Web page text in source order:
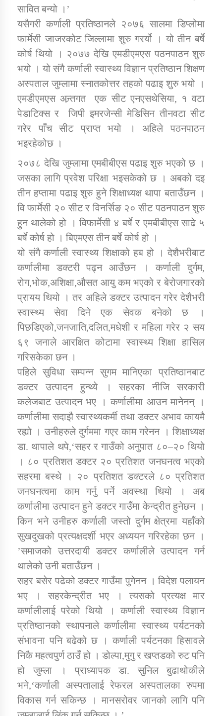
सावित बन्यो ।’
यसैगरी कर्णाली प्रतिष्ठानले २०७६ सालमा डिप्लोमा
फार्मेसी जाजरकोट जिल्लामा शुरु गरर्यो । यो तीन बर्षे
कोर्ष थियो । २०७७ देखि एमडीएमएस पठनपाठन शुरु
भयो । यो संगै कर्णाली स्वास्थ्य विज्ञान प्रतिष्ठान शिक्षण
अस्पताल जुम्लामा स्नातकोत्तर तहको पढाइ शुरु भयो ।
एमडीएमएस अन्र्तगत एक सीट एनएसथेसिया, १ वटा
पेडाटिक्स र जिपी इमरजेन्सी मेडिसिन तीनवटा सीट
गरेर पाँच सीट प्राप्त भयो । अहिले पठनपाठन
भइरहेकोछ ।
२०७८ देखि जुम्लामा एमबीबीएस पढाइ शुरु भएको छ ।
जसका लागि प्रवेश परिक्षा भइसकेको छ । अबको दइ
तीन हप्तामा पढाइ शुरु हुने शिक्षाध्यक्ष थापा बताउँछन ।
वि फार्मेसी २० सीट र विनर्सिङ २० सीट पठनपाठन शुरु
हुन थालेको हो । विफार्मेसी ४ बर्षे र एमबीबीएस साढे ५
बर्षे कोर्ष हो । बिएमएस तीन बर्षे कोर्ष हो ।
यो संगै कर्णाली स्वास्थ्य शिक्षाको हब हो । देशैभरीबाट
कर्णालीमा डक्टरी पढ्न आउँछन । कर्णाली दुर्गम,
रोग,भोक,अशिक्षा,औसत आयु कम भएको र बेरोजगारको
प्रायय थियो । तर अहिले डक्टर उत्पादन गरेर देशैभरी
स्वास्थ्य सेवा दिने एक सेवक बनेको छ ।
पिछडिएको,जनजाति,दलित,मधेशी र महिला गरेर २ सय
६९ जनाले आरक्षित कोटामा स्वास्थ्य शिक्षा हासिल
गरिसकेका छन ।
पहिले सुविधा सम्पन्न सुगम मानिएका प्रतिष्ठानबाट
डक्टर उत्पादन हुन्थ्ये । सहरका नीजि सरकारी
कलेजबाट उत्पादन भए । कर्णालीमा आउन मानेनन् ।
कर्णालीमा सदाझै स्वास्थ्यकर्मी तथा डक्टर अभाव कायमै
रह्यो । उनीहरुले दुर्गममा गएर काम गरेनन । शिक्षाध्यक्ष
डा. थापाले थपे,‘सहर र गाउँको अनुपात ८०–२० थियो
। ८० प्रतिशत डक्टर २० प्रतिशत जनघनत्व भएको
सहरमा बस्थे । २० प्रतिशत डक्टरले ८० प्रतिशत
जनघनत्वमा काम गर्नु पर्ने अवस्था थियो । अब
कर्णालीमा उत्पादन हुने डक्टर गाउँमा केन्द्रीत हुनेछन ।
किन भने उनीहरु कर्णाली जस्तो दुर्गम क्षेत्रमा यहाँको
सुखदुखको प्रत्यक्षदर्शी भएर अध्ययन गरिरहेका छन ।
’समाजको उत्तरदायी डक्टर कर्णालीले उत्पादन गर्न
थालेको उनी बताउँछन ।
सहर बसेर पढेको डक्टर गाउँमा पुगेनन । विदेश पलायन
भए । सहरकेन्द्रीत भए । त्यसको प्रत्यक्ष मार
कर्णालीलाई परेको थियो । कर्णाली स्वास्थ्य विज्ञान
प्रतिष्ठानको स्थापनाले कर्णालीमा स्वास्थ्य पर्यटनको
संभावना पनि बढेको छ । कर्णाली पर्यटनका हिसावले
निकै महत्वपुर्ण ठाउँ हो । डोल्पा,मुगु र खप्तडको रुट पनि
हो जुम्ला । प्राध्यापक डा. सुनिल बुढाथोकीले
भने,‘कर्णाली अस्पतालाई रेफरल अस्पतालका रुपमा
विकास गर्न सकिन्छ । मानसरोवर जानको लागि पनि